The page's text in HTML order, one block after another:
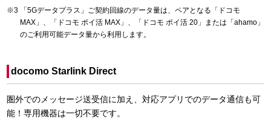
「5Gデータプラス」ご契約回線のデータ量は、ペアとなる「ドコモ
MAX」、「ドコモ ポイ活 MAX」、「ドコモ ポイ活 20」または「ahamo」
のご利用可能データ量から利用します。
docomo Starlink Direct
圏外でのメッセージ送受信に加え、対応アプリでのデータ通信も可
能！専用機器は一切不要です。